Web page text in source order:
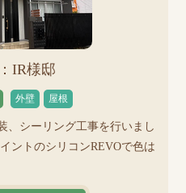
IR様邸
外壁 屋根
、シーリング工事を行いまし
ントのシリコンREVOで色は